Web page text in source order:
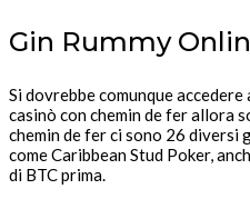
Gin Rummy
Si dovrebbe comunque
casinò con chemin de fer allora
chemin de fer ci sono 26 diversi
come Caribbean Stud Poker,
di BTC prima.